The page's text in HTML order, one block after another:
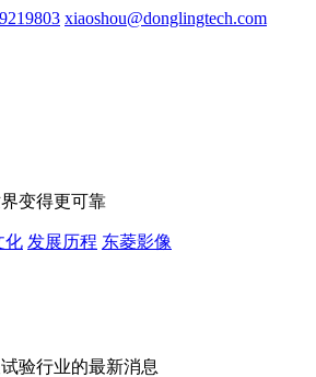
xiaoshou@donglingtech.com
变得更可靠
化 发展历程 东菱影像
验行业的最新消息